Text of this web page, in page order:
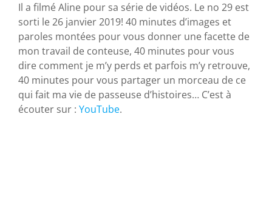
Il a filmé Aline pour sa série de vidéos. Le no 29 est
sorti le 26 janvier 2019! 40 minutes d’images et
paroles montées pour vous donner une facette de
mon travail de conteuse, 40 minutes pour vous
dire comment je m’y perds et parfois m’y retrouve,
40 minutes pour vous partager un morceau de ce
qui fait ma vie de passeuse d’histoires… C’est à
écouter sur : YouTube.